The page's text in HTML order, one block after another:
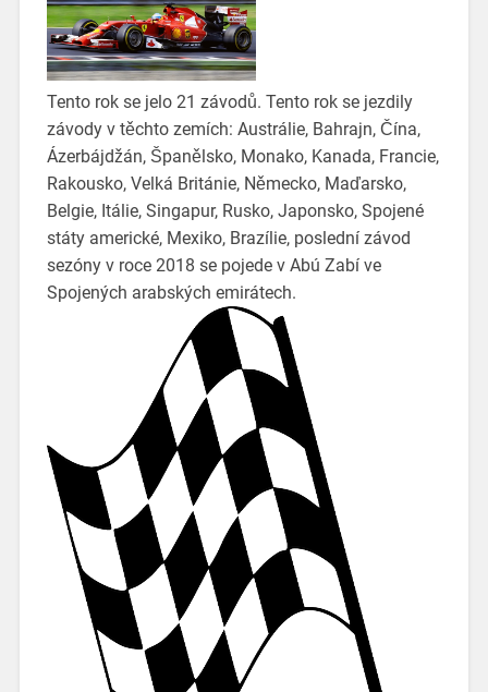
Tento rok se jelo 21 závodů. Tento rok se jezdily
závody v těchto zemích: Austrálie, Bahrajn, Čína,
Ázerbájdžán, Španělsko, Monako, Kanada, Francie,
Rakousko, Velká Británie, Německo, Maďarsko,
Belgie, Itálie, Singapur, Rusko, Japonsko, Spojené
státy americké, Mexiko, Brazílie, poslední závod
sezóny v roce 2018 se pojede v Abú Zabí ve
Spojených arabských emirátech.